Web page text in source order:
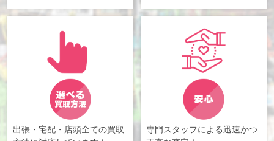
出張・宅配・店頭全ての買取
専門スタッフによる迅速かつ